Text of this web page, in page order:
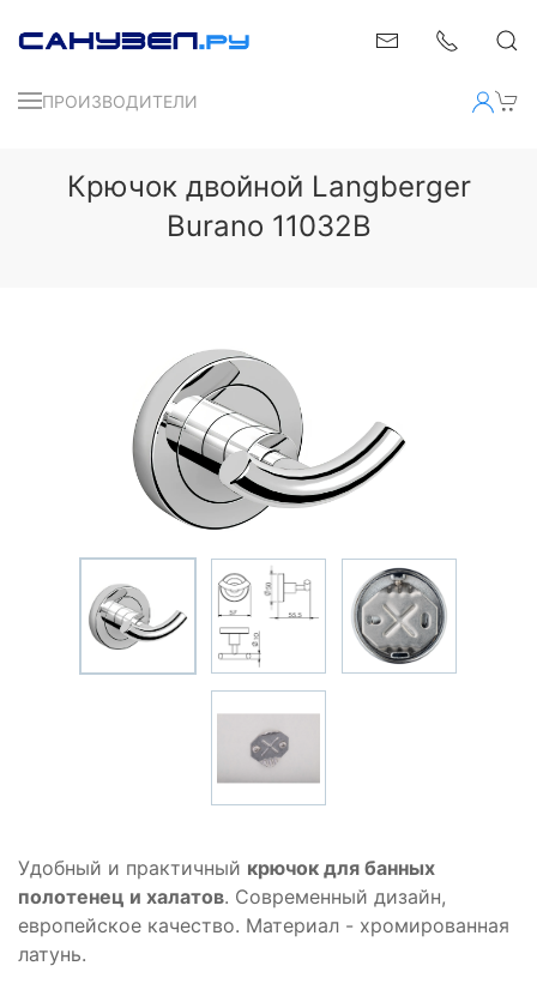
ПРОИЗВОДИТЕЛИ
Крючок двойной Langberger
Burano 11032B
Удобный и практичный крючок для банных
полотенец и халатов. Современный дизайн,
европейское качество. Материал - хромированная
латунь.